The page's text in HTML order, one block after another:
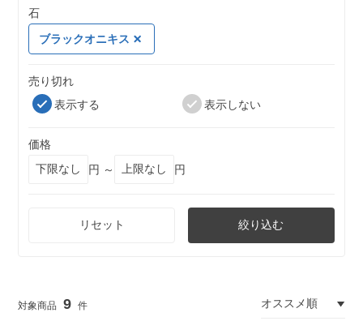
石
ブラックオニキス
売り切れ
表示する
表示しない
価格
円 ～
円
リセット 絞り込む
9